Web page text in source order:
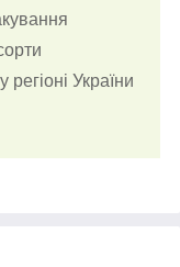
України